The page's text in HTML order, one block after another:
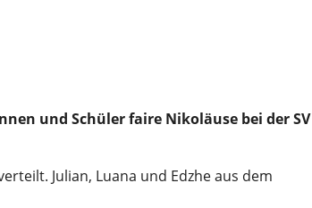
und Schüler faire Nikoläuse bei der SV
Julian, Luana und Edzhe aus dem